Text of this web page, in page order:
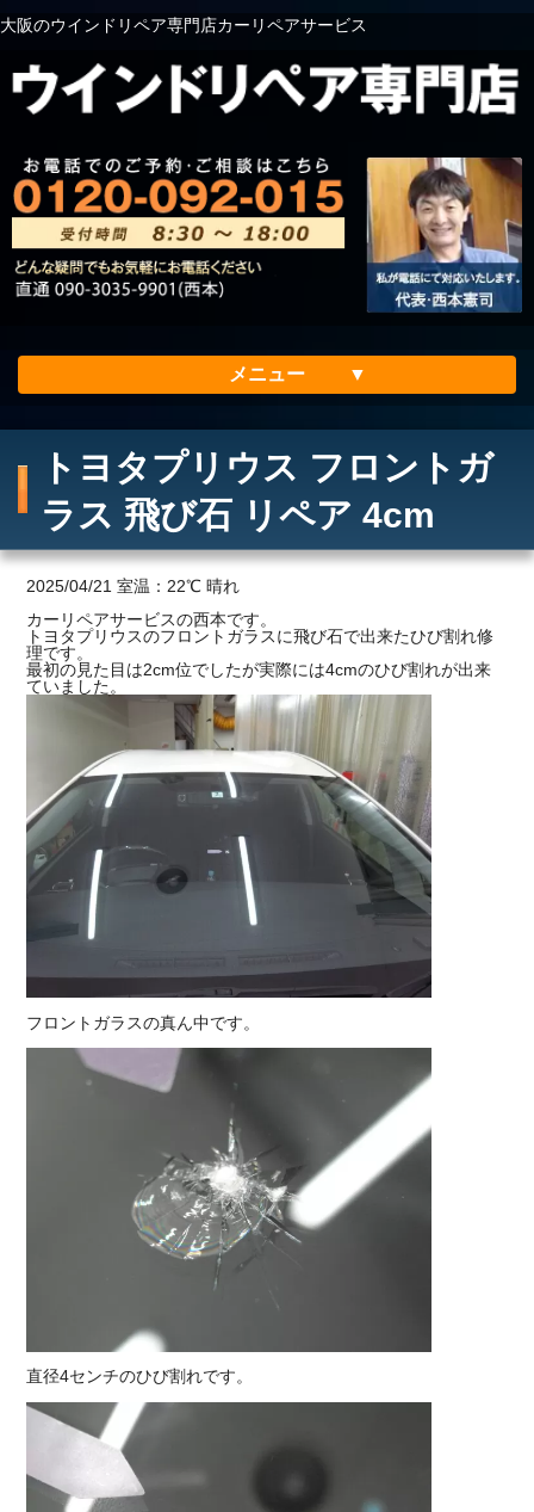
大阪のウインドリペア専門店カーリペアサービス
メニュー
会社案内
メリット
ご利用の流れ
価格
トヨタプリウス フロントガ
ラス 飛び石 リペア 4cm
2025/04/21 室温：22℃ 晴れ
カーリペアサービスの西本です。
トヨタプリウスのフロントガラスに飛び石で出来たひび割れ修
理です。
最初の見た目は2cm位でしたが実際には4cmのひび割れが出来
ていました。
フロントガラスの真ん中です。
直径4センチのひび割れです。